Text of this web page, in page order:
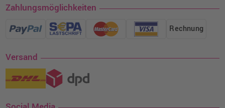
Zahlungsmöglichkeiten
Rechnung
Versand